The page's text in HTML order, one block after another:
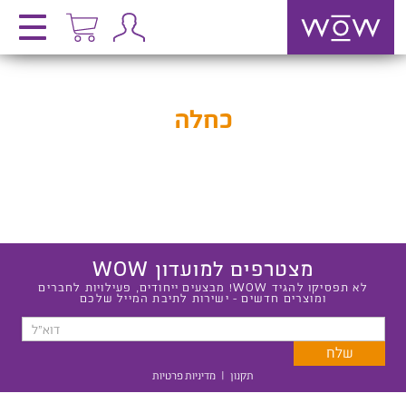
כחלה
מצטרפים למועדון WOW
לא תפסיקו להגיד WOW! מבצעים ייחודים, פעילויות לחברים
ומוצרים חדשים - ישירות לתיבת המייל שלכם
תקנון | מדיניות פרטיות